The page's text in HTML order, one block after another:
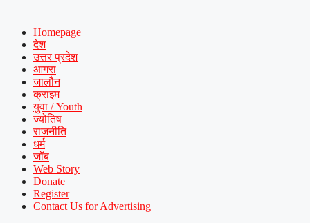
Homepage
देश
उत्तर प्रदेश
आगरा
जालौन
क्राइम
युवा / Youth
ज्योतिष
राजनीति
धर्म
जॉब
Web Story
Donate
Register
Contact Us for Advertising